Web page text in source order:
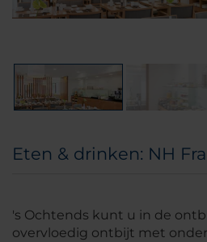
Eten & drinken: NH
's Ochtends kunt u in de
overvloedig ontbijt met